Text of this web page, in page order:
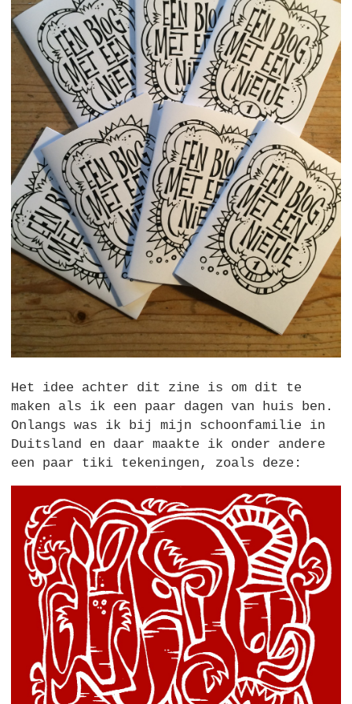
Het idee achter dit zine is om dit te
maken als ik een paar dagen van huis ben.
Onlangs was ik bij mijn schoonfamilie in
Duitsland en daar maakte ik onder andere
een paar tiki tekeningen, zoals deze: